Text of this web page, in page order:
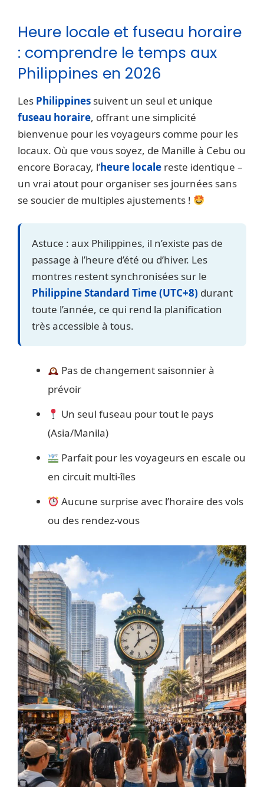
Heure locale et fuseau horaire
: comprendre le temps aux
Philippines en 2026
Les Philippines suivent un seul et unique
fuseau horaire, offrant une simplicité
bienvenue pour les voyageurs comme pour les
locaux. Où que vous soyez, de Manille à Cebu ou
encore Boracay, l’heure locale reste identique –
un vrai atout pour organiser ses journées sans
se soucier de multiples ajustements !
Astuce : aux Philippines, il n’existe pas de
passage à l’heure d’été ou d’hiver. Les
montres restent synchronisées sur le
Philippine Standard Time (UTC+8) durant
toute l’année, ce qui rend la planification
très accessible à tous.
Pas de changement saisonnier à
prévoir
Un seul fuseau pour tout le pays
(Asia/Manila)
Parfait pour les voyageurs en escale ou
en circuit multi-îles
Aucune surprise avec l’horaire des vols
ou des rendez-vous